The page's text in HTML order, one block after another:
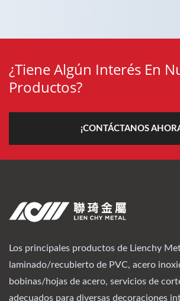
¿Tiene Algún Interés En
Productos?
¡CONTÁCTANOS
Los principales productos de Lienchy
laminado/recubierto de PVC, acero
bobinas/hojas de acero, servicios de
adecuados para diversas decoraciones